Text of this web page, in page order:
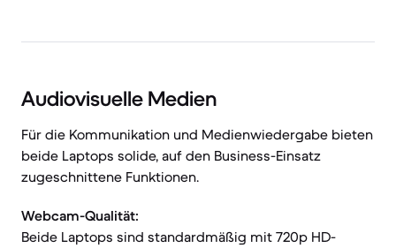
Audiovisuelle Medien
Für die Kommunikation und Medienwiedergabe bieten
beide Laptops solide, auf den Business-Einsatz
zugeschnittene Funktionen.
Webcam-Qualität:
Beide Laptops sind standardmäßig mit 720p HD-